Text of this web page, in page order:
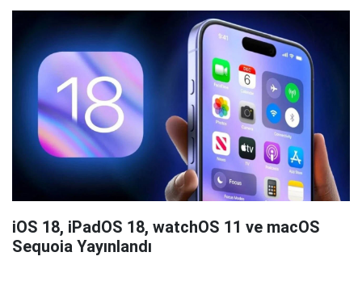
iOS 18, iPadOS 18, watchOS 11 ve macOS
Sequoia Yayınlandı